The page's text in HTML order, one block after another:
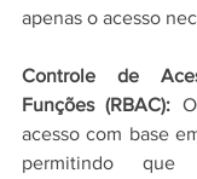
apenas o acesso
Controle de
Funções (RBAC):
acesso com base
permitindo que